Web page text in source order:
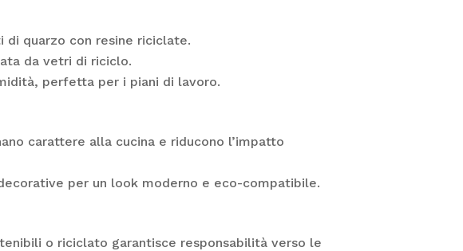
di quarzo con resine riciclate.
da vetri di riciclo.
perfetta per i piani di lavoro.
carattere alla cucina e riducono l’impatto
per un look moderno e eco-compatibile.
o riciclato garantisce responsabilità verso le